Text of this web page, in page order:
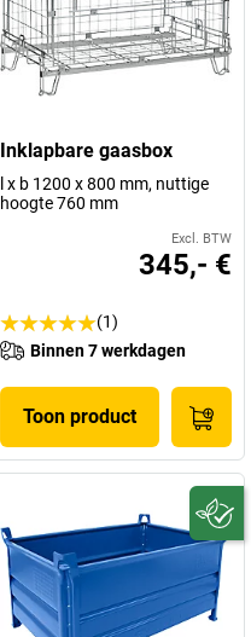
Inklapbare gaasbox
l x b 1200 x 800 mm, nuttige
hoogte 760 mm
Excl. BTW
345,- €
(1)
Binnen 7 werkdagen
Toon product